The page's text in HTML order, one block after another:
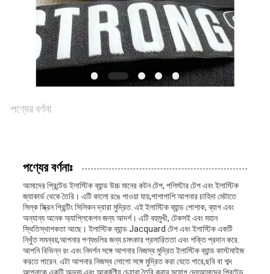
POLICY
পণ্যের বর্ণনা
পণ্যের বর্ণনাঃ
আমাদের প্রিন্টেড ইলাস্টিক ব্যান্ড উচ্চ মানের কটন টেপ, পলিস্টার টেপ এবং ইলাস্টিক
জ্যাকার্ড থেকে তৈরি। এটি কালো রঙে পাওয়া যায়,পাশাপাশি আপনার চাহিদা মেটাতে
সিল্ক স্ক্রিন প্রিন্টিং সিলিকন দ্বারা মুদ্রিত. এই ইলাস্টিক ব্যান্ড পোশাক, ব্যাগ এবং
অন্যান্য অনেক অ্যাপ্লিকেশন জন্য আদর্শ। এটি বহুমুখী, টেকসই এবং মহান
স্থিতিস্থাপকতা আছে। ইলাস্টিক ব্যান্ড Jacquard টেপ এবং ইলাস্টিক একটি
নিখুঁত সমন্বয়,আপনার পণ্যগুলির জন্য চমৎকার প্রসারিততা এবং শক্তি প্রদান করে.
আপনি বিভিন্ন রং এবং নিদর্শন সঙ্গে আপনার নিজস্ব মুদ্রিত ইলাস্টিক ব্যান্ড কাস্টমাইজ
করতে পারেন. এটা আপনার নিজস্ব লোগো সঙ্গে মুদ্রিত করা যেতে পারে,ছবি বা শব্দ